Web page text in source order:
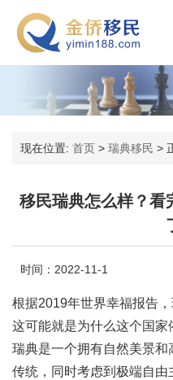
现在位置: 首页 > 瑞典移民 >
移民瑞典怎么样？看
时间：2022-11-1
根据2019年世界幸福报告
这可能就是为什么这个国家
瑞典是一个拥有自然美景
传统，同时考虑到极端自由